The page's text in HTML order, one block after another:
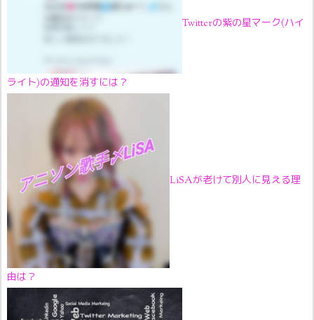
Twitterの紫の星マーク(ハイ
ライト)の通知を消すには？
LiSAが老けて別人に見える理
由は？